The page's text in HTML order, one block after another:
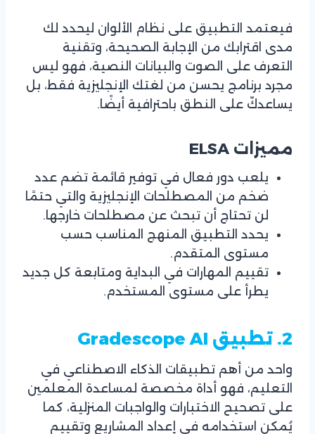
فيعتمد التطبيق على نظام الألوان ليحدد لك
مدى اقترابك من الإجابة الصحيحة، وتقنية
التعرف على الصوت والبيانات النصية، فهو ليس
مجرد برنامج يحسن من لغتك الإنجليزية فقط، بل
يساعدكّ على النطق باحترافية أيضًا.
مميزات ELSA
يلعب دور فعال في توفير قائمة تضم عدد
ضخم من المصطلحات الإنجليزية والتي حتمًا
لن تحتاج أن تبحث عن مصطلحات خارجها.
يحدد التطبيق المنهج المناسب حسب
مستوى المتقدم.
تقييم المهارات في البداية ومتابعة كل جديد
يطرأ على مستوى المستخدم.
2. تطبيق
واحد من أهم تطبيقات الذكاء الاصطناعي في
التعليم، فهو أداة مخصصة لمساعدة المعلمين
على تصحيح الاختبارات والواجبات المنزلية، كما
يُمكن استخدامه في إعداد المشاريع وتقييم